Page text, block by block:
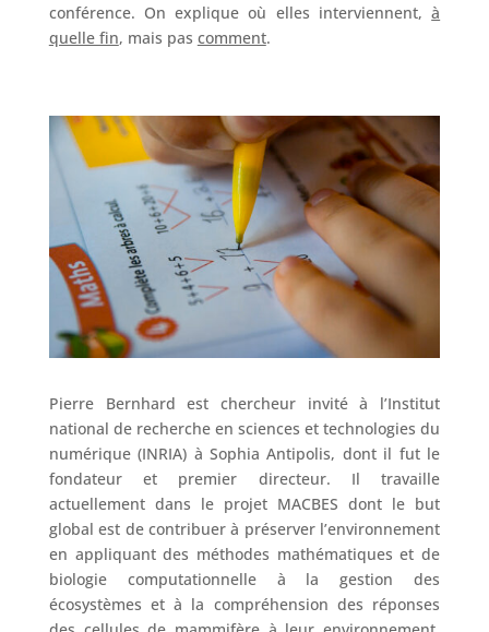
conférence. On explique où elles interviennent,à
quelle fin, mais pas comment.
Pierre Bernhard est chercheur invité à l’Institut
national de recherche en sciences et technologies du
numérique (INRIA) à Sophia Antipolis, dont il fut le
fondateur et premier directeur. Il travaille
actuellement dans le projet MACBES dont le but
global est de contribuer à préserver l’environnement
en appliquant des méthodes mathématiques et de
biologie computationnelle à la gestion des
écosystèmes et à la compréhension des réponses